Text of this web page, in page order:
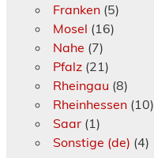
Franken(5)
Mosel (16)
Nahe (7)
Pfalz(21)
Rheingau (8)
Rheinhessen(10)
Saar(1)
Sonstige (de) (4)